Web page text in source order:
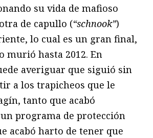
su vida de mafioso
de capullo (“schnook”)
lo cual es un gran final,
murió hasta 2012. En
averiguar que siguió sin
a los trapicheos que le
tanto que acabó
programa de protección
acabó harto de tener que